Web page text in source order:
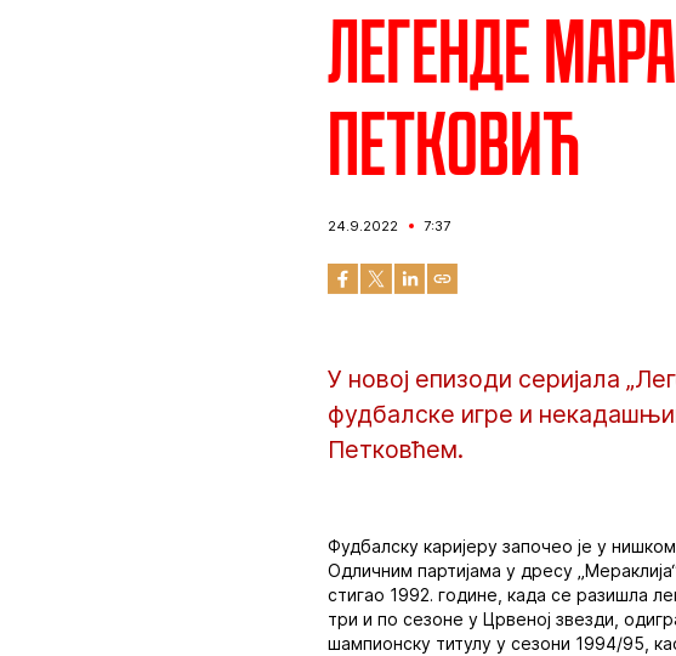
Легенде
Петковић
24.9.2022 7:37
У новој епизоди серијала
фудбалске игре и
Петковћем.
Фудбалску каријеру започео је у
Одличним партијама у дресу
стигао 1992. године, када се разишла
три и по сезоне у Црвеној звезди,
шампионску титулу у сезони 1994/95,